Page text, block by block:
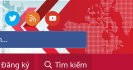
Đăng ký Tìm kiếm